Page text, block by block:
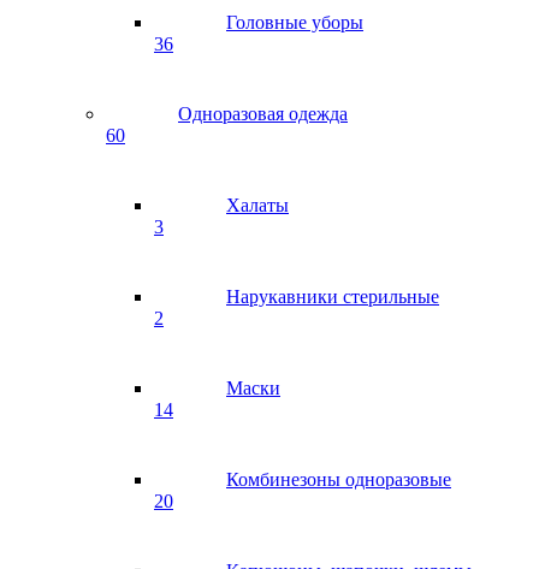
Головные уборы
36
Одноразовая одежда
60
Халаты
3
Нарукавники стерильные
2
Маски
14
Комбинезоны одноразовые
20